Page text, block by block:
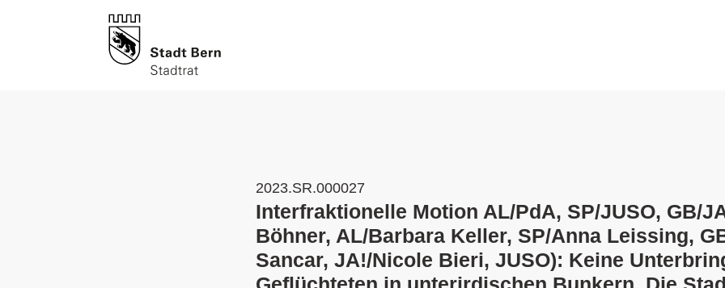
2023.SR.000027
Interfraktionelle Motion AL/PdA, SP/JUSO, GB/
Böhner, AL/Barbara Keller, SP/Anna Leissing,
Sancar, JA!/Nicole Bieri, JUSO): Keine